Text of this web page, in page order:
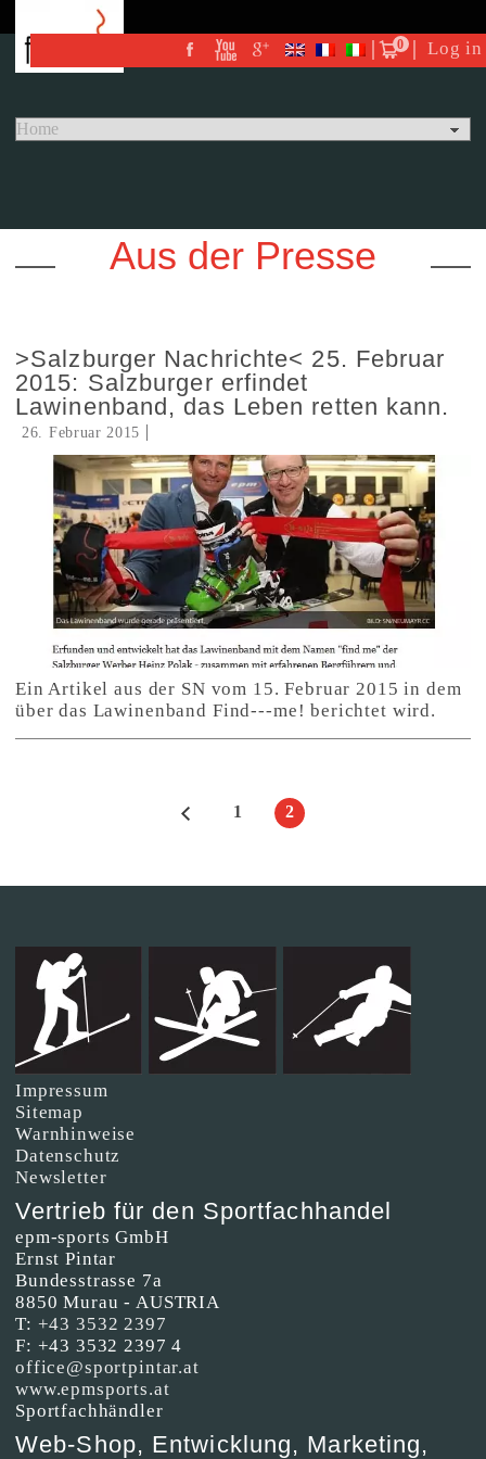
0 Log in
Aus der Presse
>Salzburger Nachrichte< 25. Februar
2015: Salzburger erfindet
Lawinenband, das Leben retten kann.
26. Februar 2015
Ein Artikel aus der SN vom 15. Februar 2015 in dem
über das Lawinenband Find---me! berichtet wird.
1 2
Impressum
Sitemap
Warnhinweise
Datenschutz
Newsletter
Vertrieb für den Sportfachhandel
epm-sports GmbH
Ernst Pintar
Bundesstrasse 7a
8850 Murau - AUSTRIA
T: +43 3532 2397
F: +43 3532 2397 4
office@sportpintar.at
www.epmsports.at
Sportfachhändler
Web-Shop, Entwicklung, Marketing,